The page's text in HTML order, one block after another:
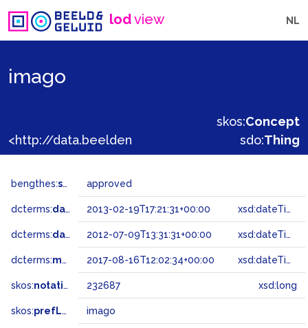
lodview NL
imago
skos:Concept
sdo:Thing
bengthes:status approved
dcterms:dateAccepted 2013-02-19T17:21:31+00:00 xsd:dateTime
dcterms:dateSubmitted 2012-07-09T13:31:31+00:00 xsd:dateTime
dcterms:modified 2017-08-16T12:02:34+00:00 xsd:dateTime
skos:notation 232687 xsd:long
skos:prefLabel imago